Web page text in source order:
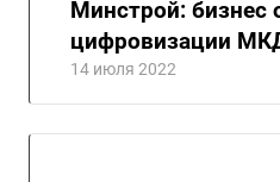
Минстрой: бизнес
цифровизации
14 июля 2022